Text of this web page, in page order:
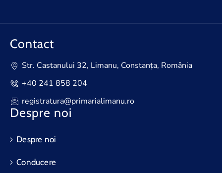
Contact
Str. Castanului 32, Limanu, Constanța, România
+40 241 858 204
registratura@primarialimanu.ro
Despre noi
Despre noi
Conducere